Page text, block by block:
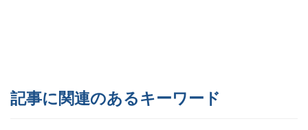
記事に関連のあるキーワード